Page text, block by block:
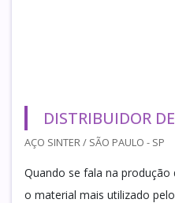
DISTRIBUIDOR
AÇO SINTER / SÃO PAULO - SP
Quando se fala na
o material mais utilizado